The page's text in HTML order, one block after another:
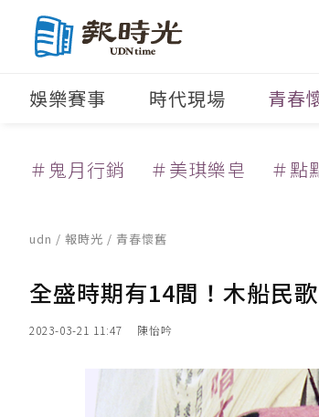
娛樂賽事 時代現場 青春
＃鬼月行銷 ＃美琪樂皂 ＃點
udn / 報時光 / 青春懷舊
全盛時期有14間！木船民
2023-03-21 11:47 陳怡吟